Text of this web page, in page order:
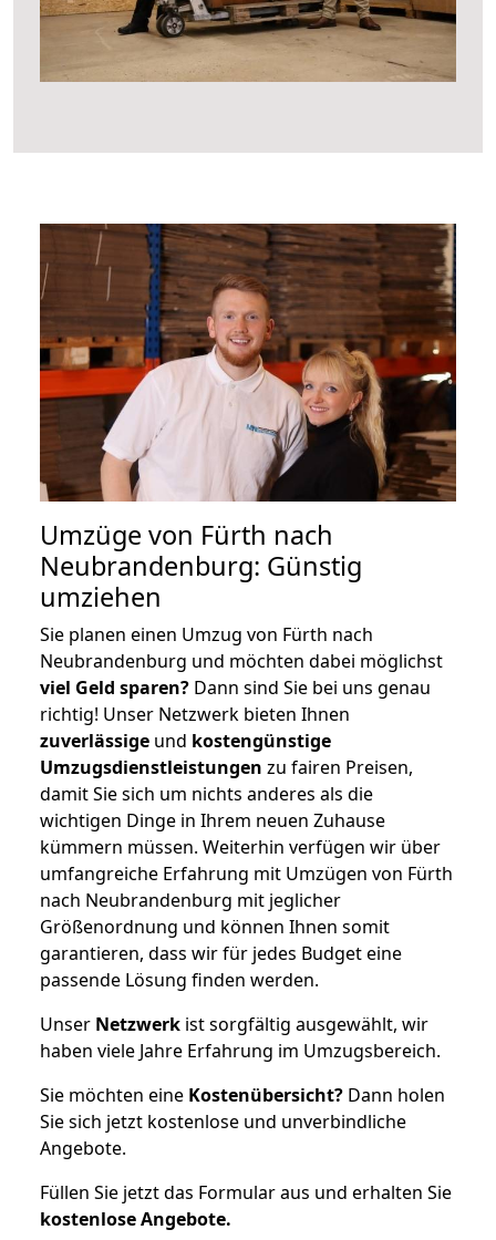
Umzüge von Fürth nach
Neubrandenburg: Günstig
umziehen
Sie planen einen Umzug von Fürth nach
Neubrandenburg und möchten dabei möglichst
viel Geld sparen? Dann sind Sie bei uns genau
richtig! Unser Netzwerk bieten Ihnen
zuverlässige und kostengünstige
Umzugsdienstleistungen zu fairen Preisen,
damit Sie sich um nichts anderes als die
wichtigen Dinge in Ihrem neuen Zuhause
kümmern müssen. Weiterhin verfügen wir über
umfangreiche Erfahrung mit Umzügen von Fürth
nach Neubrandenburg mit jeglicher
Größenordnung und können Ihnen somit
garantieren, dass wir für jedes Budget eine
passende Lösung finden werden.
Unser Netzwerk ist sorgfältig ausgewählt, wir
haben viele Jahre Erfahrung im Umzugsbereich.
Sie möchten eine Kostenübersicht? Dann holen
Sie sich jetzt kostenlose und unverbindliche
Angebote.
Füllen Sie jetzt das Formular aus und erhalten Sie
kostenloseAngebote.